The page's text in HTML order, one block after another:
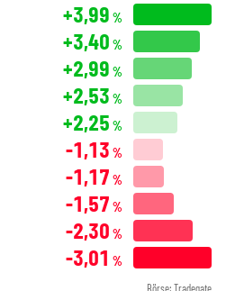
+3,99 %
+3,40 %
+2,99 %
+2,53 %
+2,25 %
-1,13 %
-1,17 %
-1,57 %
-2,30 %
-3,01 %